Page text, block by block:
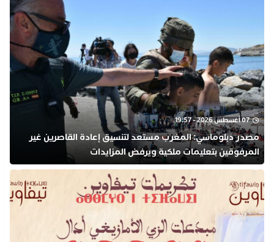
07 أغسطس 2026 - 19:57
مصدر دبلوماسي: المغرب مستعد لتنسيق إعادة القاصرين غير
المرفوقين بتعليمات ملكية ويرفض المزايدات